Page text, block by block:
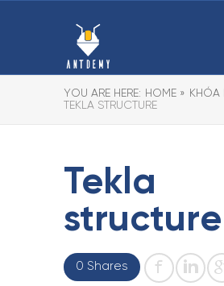
YOU ARE HERE: HOME » KHÓA
TEKLA STRUCTURE
Tekla
structure
0 Shares